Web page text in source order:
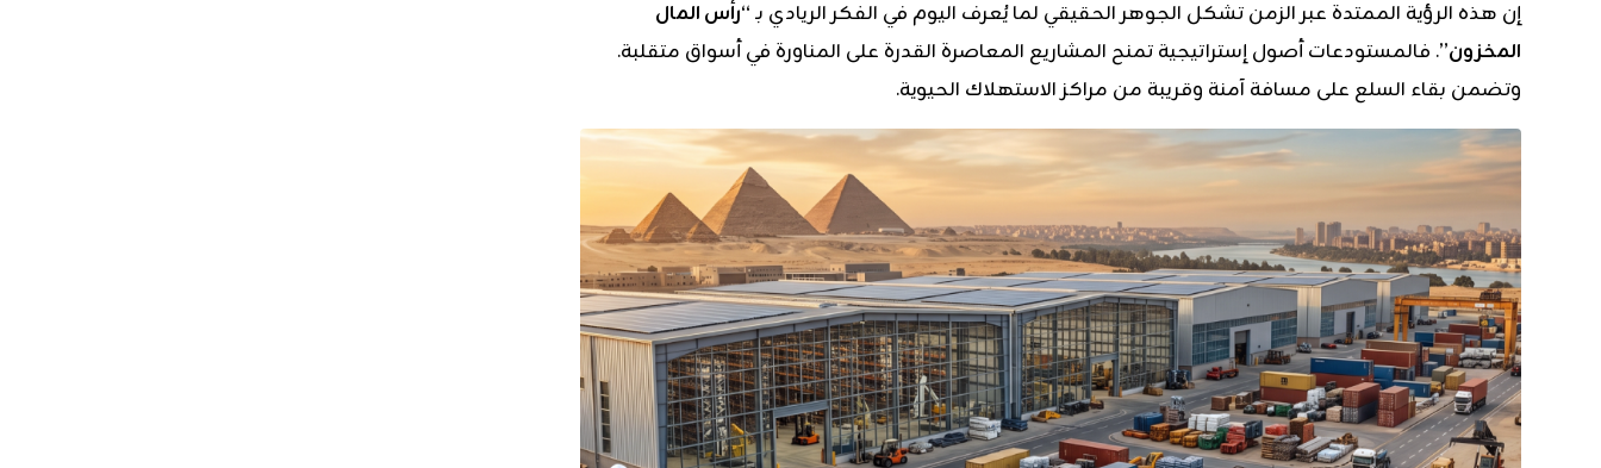
إن هذه الرؤية الممتدة عبر الزمن تشكل الجوهر الحقيقي لما يُعرف اليوم في الفكر الريادي بـ“رأس المال
المخزون”. فالمستودعات أصول إستراتيجية تمنح المشاريع المعاصرة القدرة على المناورة في أسواق متقلبة.
وتضمن بقاء السلع على مسافة آمنة وقريبة من مراكز الاستهلاك الحيوية.